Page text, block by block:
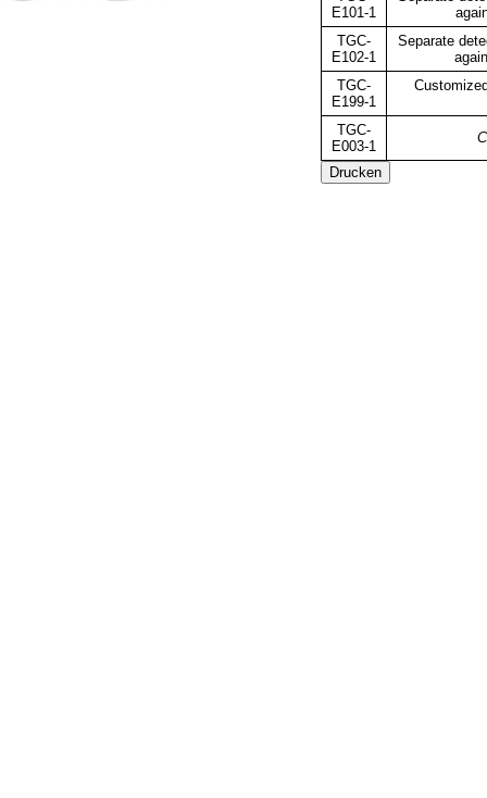
E101-1
TGC-
E102-1
Separate
TGC-
E199-1
TGC-
E003-1
Drucken